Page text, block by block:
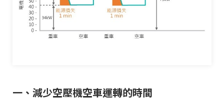
一、減少空壓機空車運轉的時間